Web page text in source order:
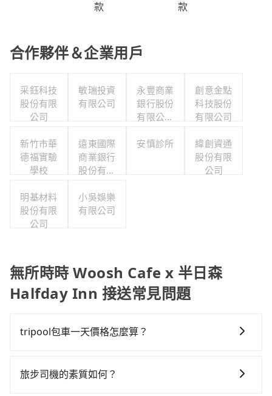
款
款
合作夥伴＆企業用戶
采鈺科技
股份有限
公司
敏瑞投資
有限公司
永豐商業
銀行股份
有限公司
司
創意金點
科技股份
有限公司
新竹市華
德福實驗
學校
遠東國際
商業銀行
股份有限
巨城分公
司
安慎診所
緯創資通
股份有限
公司
明基材料
股份有限
公司
小吳娛樂
有限公司
無所時時 Woosh Cafe x 半日森
Halfday Inn 接送常見問題
tripool包車一天價格怎麼算？
需行程的公里數及車型而有所不同，建議可以直接上旅
旅步司機的素質如何？